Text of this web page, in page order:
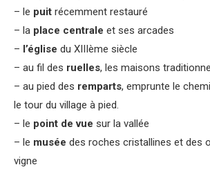
– le puit récemment restauré
– la place centrale et ses arcades
– l’église du XIIIème siècle
– au fil des ruelles, les maisons
– au pied des remparts, emprunte le
le tour du village à pied.
– le point de vue sur la vallée
– le musée des roches cristallines et des
vigne